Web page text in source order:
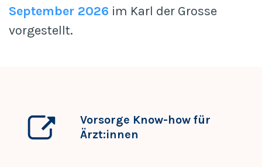
September 2026 im Karl der Grosse
vorgestellt.
Vorsorge Know-how für
Ärzt:innen